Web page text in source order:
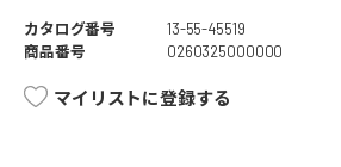
カタログ番号
13-55-45519
商品番号
0260325000000
マイリストに登録する